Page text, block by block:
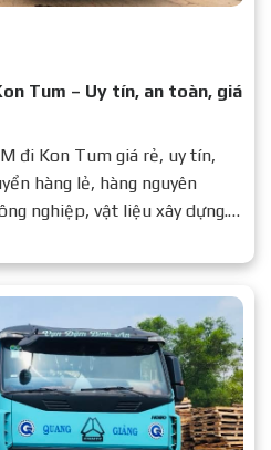
Tum – Uy tín, an toàn, giá
đi Kon Tum giá rẻ, uy tín,
hàng lẻ, hàng nguyên
nghiệp, vật liệu xây dựng.